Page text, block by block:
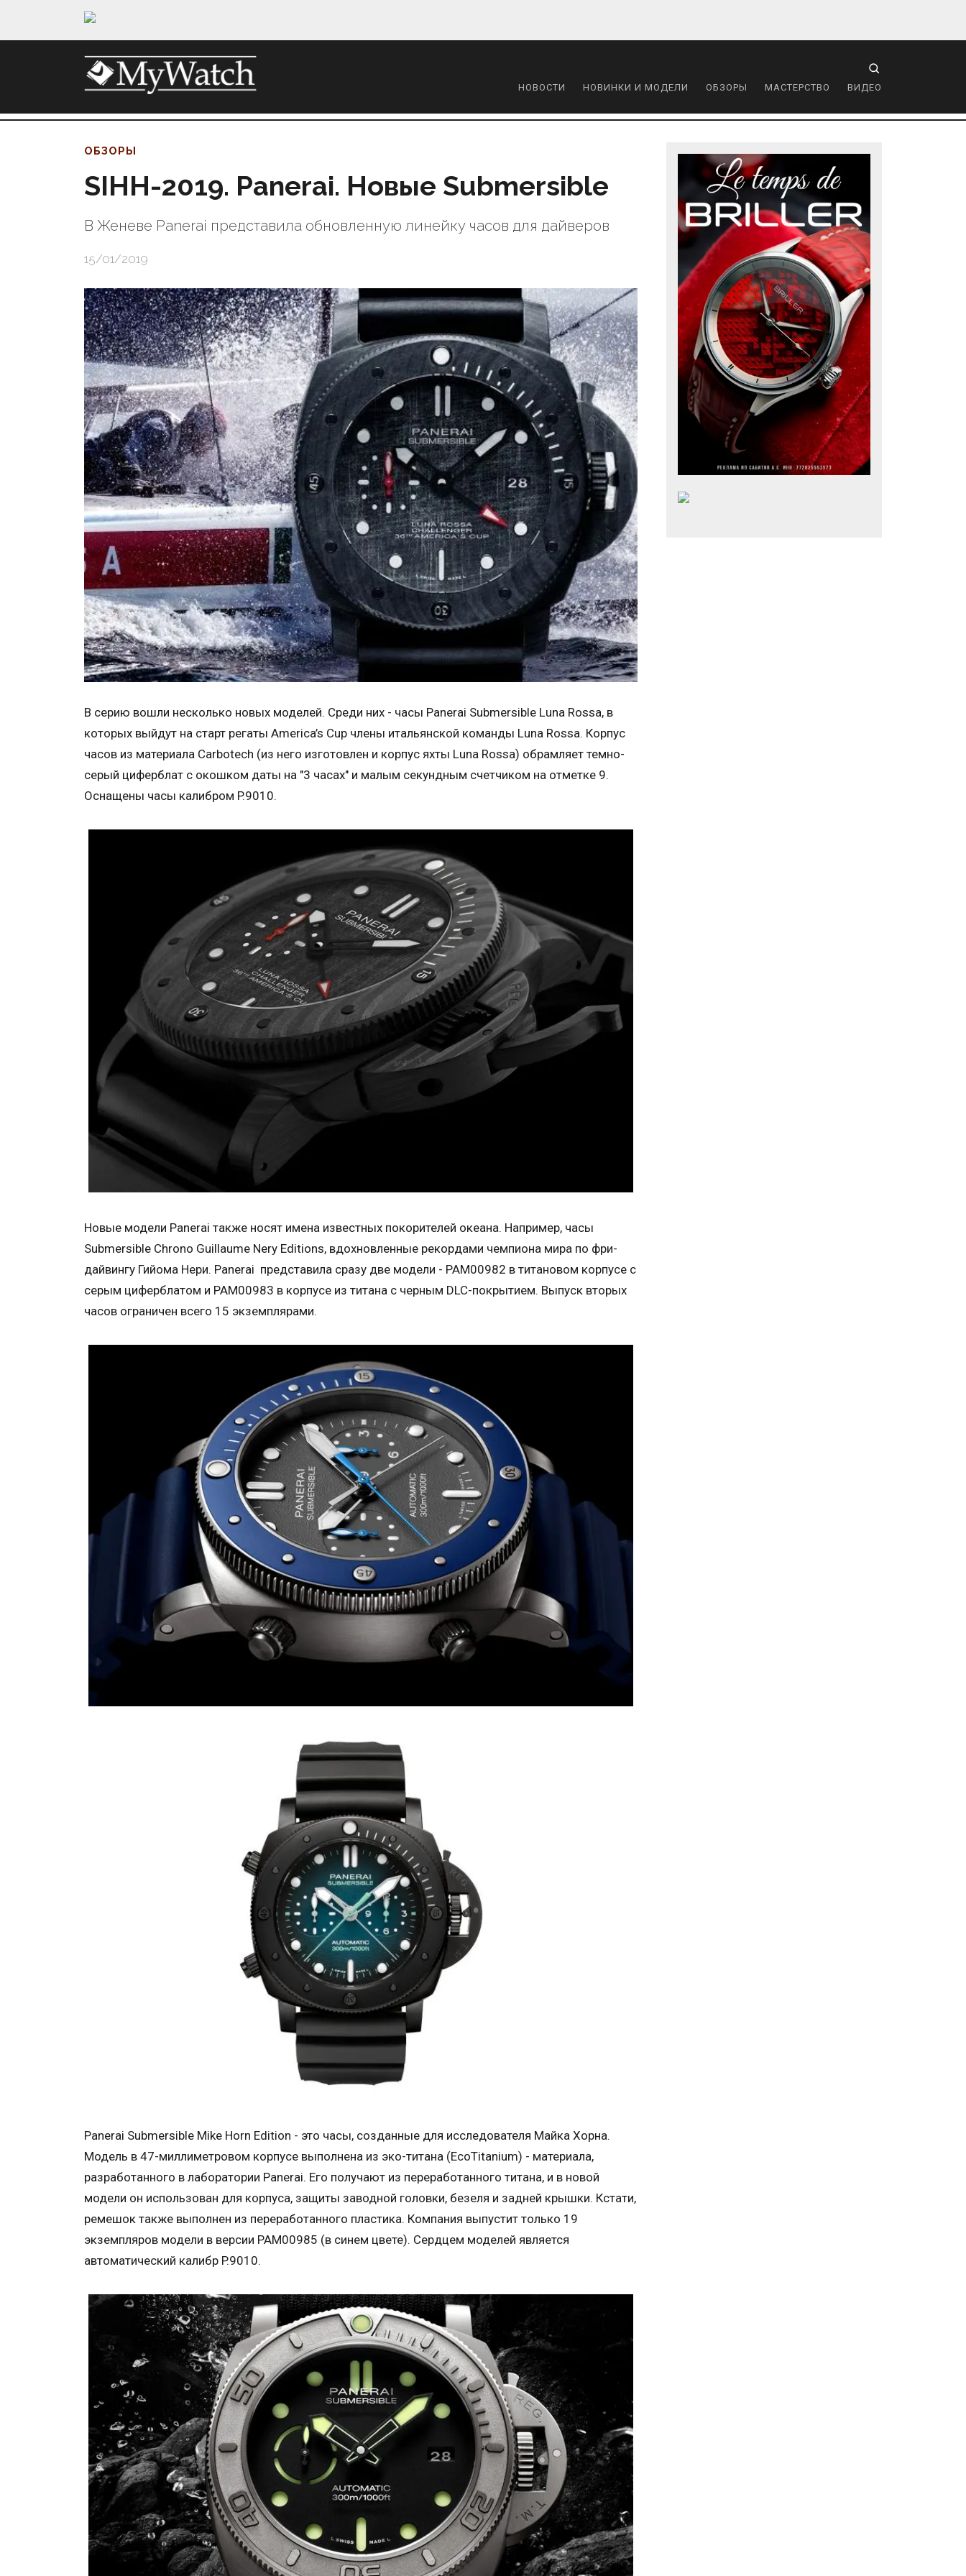
НОВОСТИ НОВИНКИ И МОДЕЛИ ОБЗОРЫ МАСТЕРСТВО ВИДЕО
ОБЗОРЫ
SIHH-2019. Panerai. Новые Submersible
В Женеве Panerai представила обновленную линейку часов для дайверов
15/01/2019
В серию вошли несколько новых моделей. Среди них - часы Panerai Submersible Luna Rossa, в
которых выйдут на старт регаты America’s Cup члены итальянской команды Luna Rossa. Корпус
часов из материала Carbotech (из него изготовлен и корпус яхты Luna Rossa) обрамляет темно-
серый циферблат с окошком даты на "3 часах" и малым секундным счетчиком на отметке 9.
Оснащены часы калибром P.9010.
Новые модели Panerai также носят имена известных покорителей океана. Например, часы
Submersible Chrono Guillaume Nery Editions, вдохновленные рекордами чемпиона мира по фри-
дайвингу Гийома Нери. Panerai представила сразу две модели - PAM00982 в титановом корпусе с
серым циферблатом и PAM00983 в корпусе из титана с черным DLC-покрытием. Выпуск вторых
часов ограничен всего 15 экземплярами.
Panerai Submersible Mike Horn Edition - это часы, созданные для исследователя Майка Хорна.
Модель в 47-миллиметровом корпусе выполнена из эко-титана (EcoTitanium) - материала,
разработанного в лаборатории Panerai. Его получают из переработанного титана, и в новой
модели он использован для корпуса, защиты заводной головки, безеля и задней крышки. Кстати,
ремешок также выполнен из переработанного пластика. Компания выпустит только 19
экземпляров модели в версии PAM00985 (в синем цвете). Сердцем моделей является
автоматический калибр P.9010.